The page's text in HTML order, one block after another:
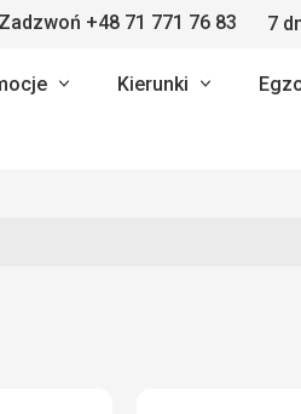
Zadzwoń +48 71 771 76 83 7
Kierunki